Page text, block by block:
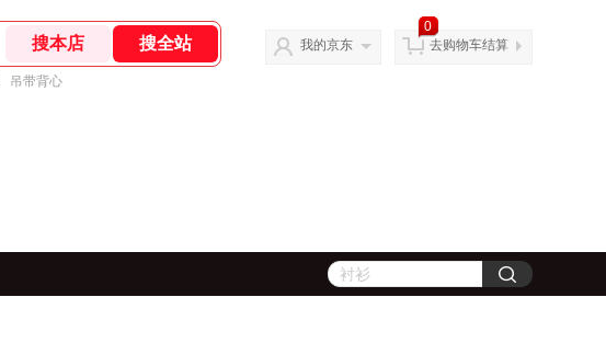
吊带背心
我的京东
0
去购物车结算